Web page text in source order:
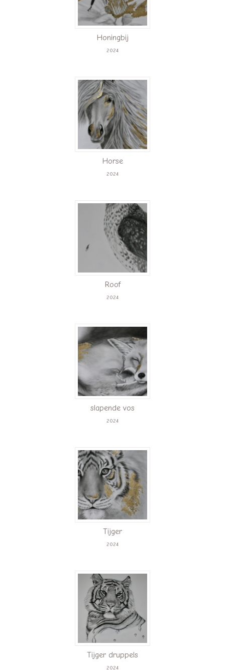
Honingbij
2024
Horse
2024
Roof
2024
slapende vos
2024
Tijger
2024
Tijger druppels
2024